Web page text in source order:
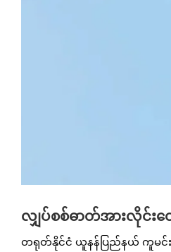
လျှပ်စစ်ဓာတ်အားလိုင်း
တရုတ်နိုင်ငံ ယူနန်ပြည်နယ် ကူမင်း